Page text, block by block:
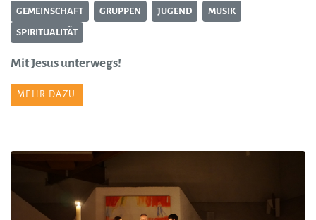
GEMEINSCHAFT GRUPPEN JUGEND
MUSIK
SPIRITUALITÄT
Mit Jesus unterwegs!
MEHR DAZU